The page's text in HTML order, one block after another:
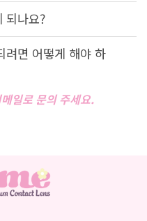
되나요?
려면 어떻게 해야 하
일로 문의 주세요.